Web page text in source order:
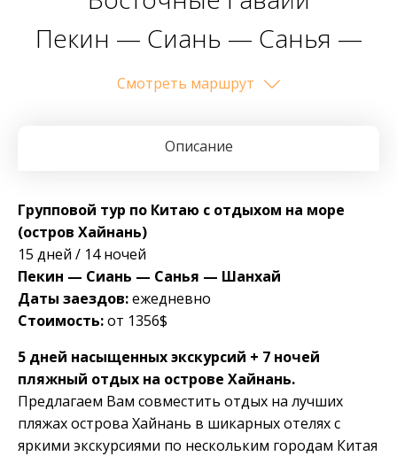
Пекин — Сиань — Санья —
Шанхай
Cмотреть маршрут
Описание
Групповой тур по Китаю с отдыхом на море
(остров Хайнань)
15 дней / 14 ночей
Пекин — Сиань — Санья — Шанхай
Даты заездов:ежедневно
Стоимость:от 1356$
5 дней насыщенных экскурсий + 7 ночей
пляжный отдых на острове Хайнань.
Предлагаем Вам совместить отдых на лучших
пляжах острова Хайнань в шикарных отелях с
яркими экскурсиями по нескольким городам Китая